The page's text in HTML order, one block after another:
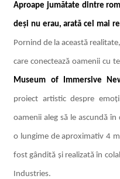
Aproape jumătate dintre
deși nu erau, arată cel mai
Pornind de la această realitate,
care conectează oamenii cu
Museum of Immersive
proiect artistic despre
oamenii aleg să le ascundă în
o lungime de aproximativ 4
fost gândită și realizată în
Industries.